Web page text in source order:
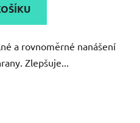
a rovnoměrné nanášení
Zlepšuje...